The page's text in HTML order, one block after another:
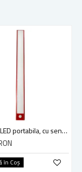
Lampa LED portabila, cu senzor de miscare, reincarcabila, magnet, putere 3.5w, lungime 43cm, rosu
în Coş